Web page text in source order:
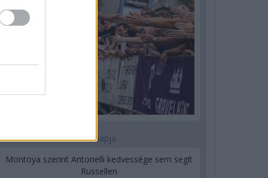
1 napja
Montoya szerint Antonelli kedvessége sem segít
Russellen